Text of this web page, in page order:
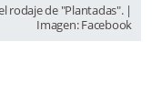
rodaje de "Plantadas". |
Imagen: Facebook